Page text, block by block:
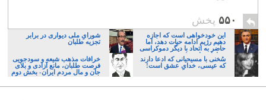
۵۵۰ پخش
این خودخواهی است که اجازه
دهیم رژیم ادامه حیات دهد، اما
حاضر به اتحاد با دیگر دموکراسی
خواهان نباشیم!
شورایِ ملی دیواری در برابر
تجزیه طلبان
سُخنی با مسیحیانی که ادعا دارند
که عیسی، خدایِ عشق است!
خرافات مذهب شیعه و سودجویی
فرصت طلبان، مانع آزادی و بلای
جان و مال مردم ایران- بخش دوم